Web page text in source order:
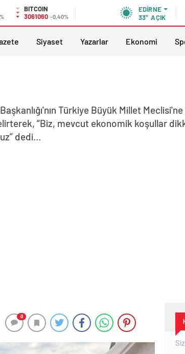
BITCOIN
3061060 -0,40%
EDIRNE
33° AÇIK
Siyaset Yazarlar Ekonomi
Türkiye Büyük Millet
“Biz, mevcut ekonomik koşullar
dedi…
0